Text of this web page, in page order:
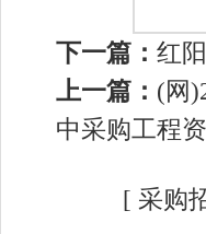
下一篇： 红
上一篇： (网
中采购工程
[ 采购